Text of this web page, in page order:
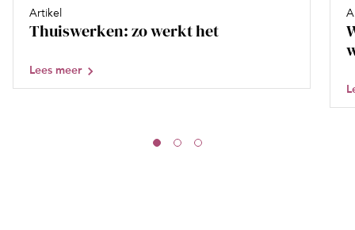
Artikel
Thuiswerken: zo werkt het
Lees meer